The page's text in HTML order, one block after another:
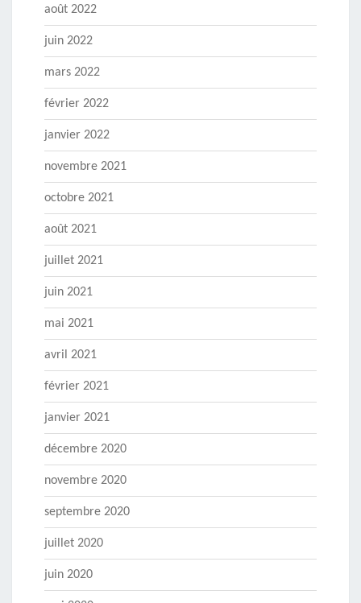
août 2022
juin 2022
mars 2022
février 2022
janvier 2022
novembre 2021
octobre 2021
août 2021
juillet 2021
juin 2021
mai 2021
avril 2021
février 2021
janvier 2021
décembre 2020
novembre 2020
septembre 2020
juillet 2020
juin 2020